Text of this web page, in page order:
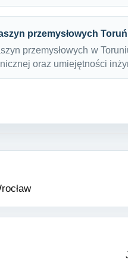
przemysłowych Toruń
przemysłowych w
oraz umiejętności